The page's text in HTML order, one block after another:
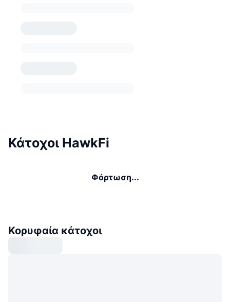
Κάτοχοι HawkFi
Φόρτωση...
Κορυφαία κάτοχοι